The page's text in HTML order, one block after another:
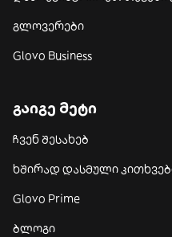
გლოვერები
Glovo Business
გაიგე მეტი
ჩვენ შესახებ
ხშირად დასმული
Glovo Prime
ბლოგი